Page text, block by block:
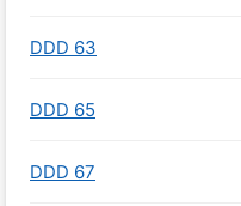
DDD 63
DDD 65
DDD 67